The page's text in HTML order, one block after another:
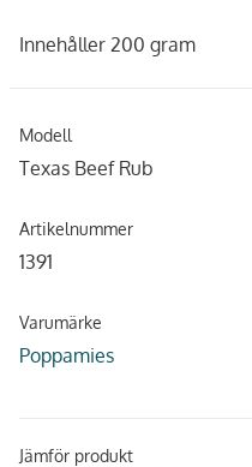
Innehåller 200 gram
Modell
Texas Beef Rub
Artikelnummer
1391
Varumärke
Poppamies
Jämför produkt